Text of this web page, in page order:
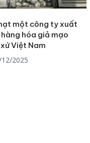
một công ty xuất
hàng hóa giả mạo
Việt Nam
2025